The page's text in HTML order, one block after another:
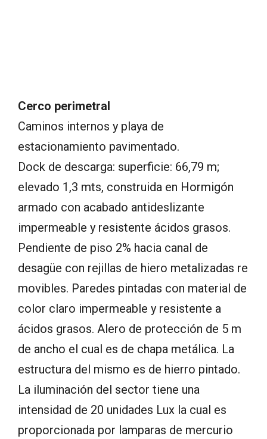
Cerco perimetral
Caminos internos y playa de
estacionamiento pavimentado.
Dock de descarga: superficie: 66,79 m;
elevado 1,3 mts, construida en Hormigón
armado con acabado antideslizante
impermeable y resistente ácidos grasos.
Pendiente de piso 2% hacia canal de
desagüe con rejillas de hiero metalizadas re
movibles. Paredes pintadas con material de
color claro impermeable y resistente a
ácidos grasos. Alero de protección de 5 m
de ancho el cual es de chapa metálica. La
estructura del mismo es de hierro pintado.
La iluminación del sector tiene una
intensidad de 20 unidades Lux la cual es
proporcionada por lamparas de mercurio